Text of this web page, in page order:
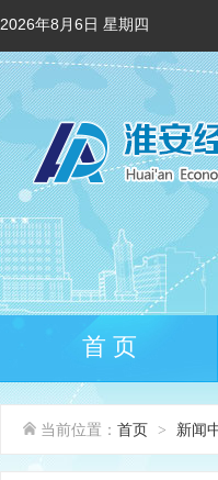
2026年8月6日 星期四
首 页
当前位置： 首页 > 新闻